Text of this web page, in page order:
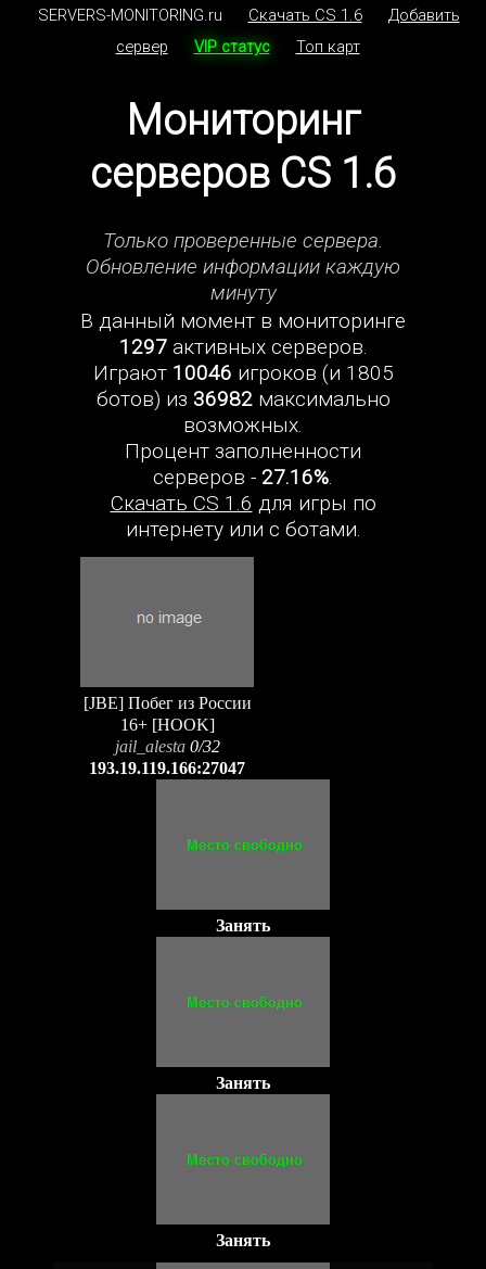
SERVERS-MONITORING.ru Скачать CS 1.6
Добавить
сервер
VIP статус Топ карт
Мониторинг
серверов CS 1.6
Только проверенные сервера.
Обновление информации каждую
минуту
В данный момент в мониторинге
1297активных серверов.
Играют 10046 игроков (и 1805
ботов) из 36982максимально
возможных.
Процент заполненности
серверов - 27.16%.
Скачать CS 1.6 для игры по
интернету или с ботами.
[JBE] Побег из России
16+ [HOOK]
jail_alesta 0/32
193.19.119.166:27047
Занять
Занять
Занять